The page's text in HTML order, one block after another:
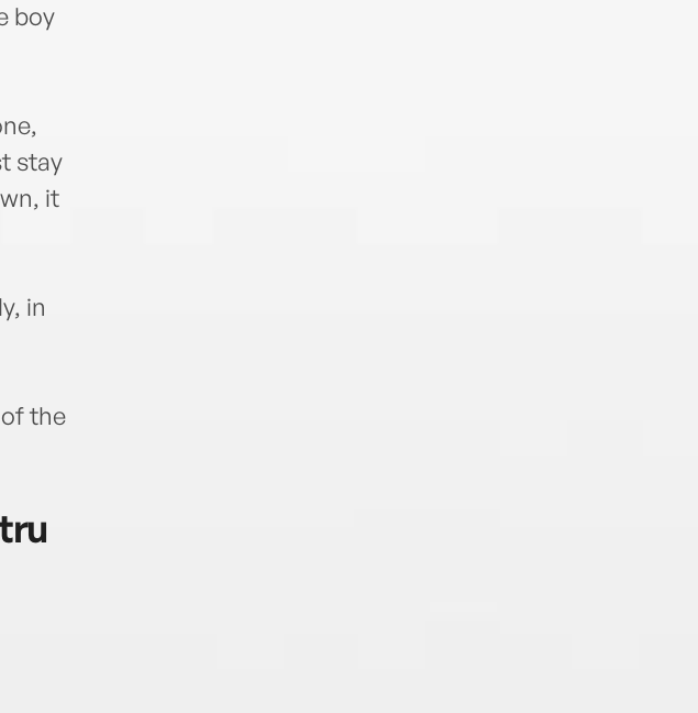
boy
stay
it
in
the